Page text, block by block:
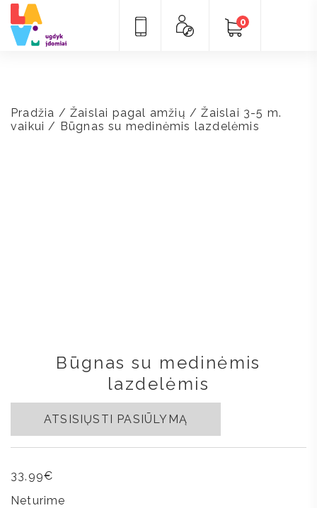
0
Pradžia /Žaislai pagal amžių /Žaislai 3-5 m.
vaikui / Būgnas su medinėmis lazdelėmis
Būgnas su medinėmis
lazdelėmis
ATSISIŲSTI PASIŪLYMĄ
33,99€
Neturime